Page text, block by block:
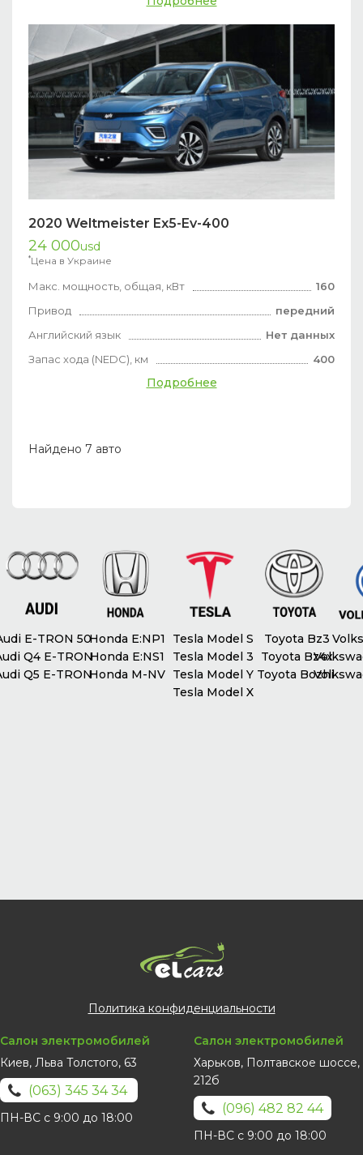
2020 Weltmeister Ex5-Ev-400
24 000usd
*Цена в Украине
Макс. мощность, общая, кВт
160
Привод
передний
Английский язык
Нет данных
Запас хода (NEDC), км
400
Подробнее
Найдено 7 авто
E-TRON 50
Q4 E-TRON
Q5 E-TRON
Honda E:NP1
Honda E:NS1
Honda M-NV
Tesla Model S
Tesla Model 3
Tesla Model Y
Tesla Model X
Toyota Bz3
Toyota Bz4x
Toyota Bozhi
Политика конфиденциальности
Салон электромобилей
Киев, Льва Толстого, 63
(063) 345 34 34
ПН-ВС с 9:00 до 18:00
Салон электромобилей
Харьков, Полтавское шоссе,
212б
(096) 482 82 44
ПН-ВС с 9:00 до 18:00